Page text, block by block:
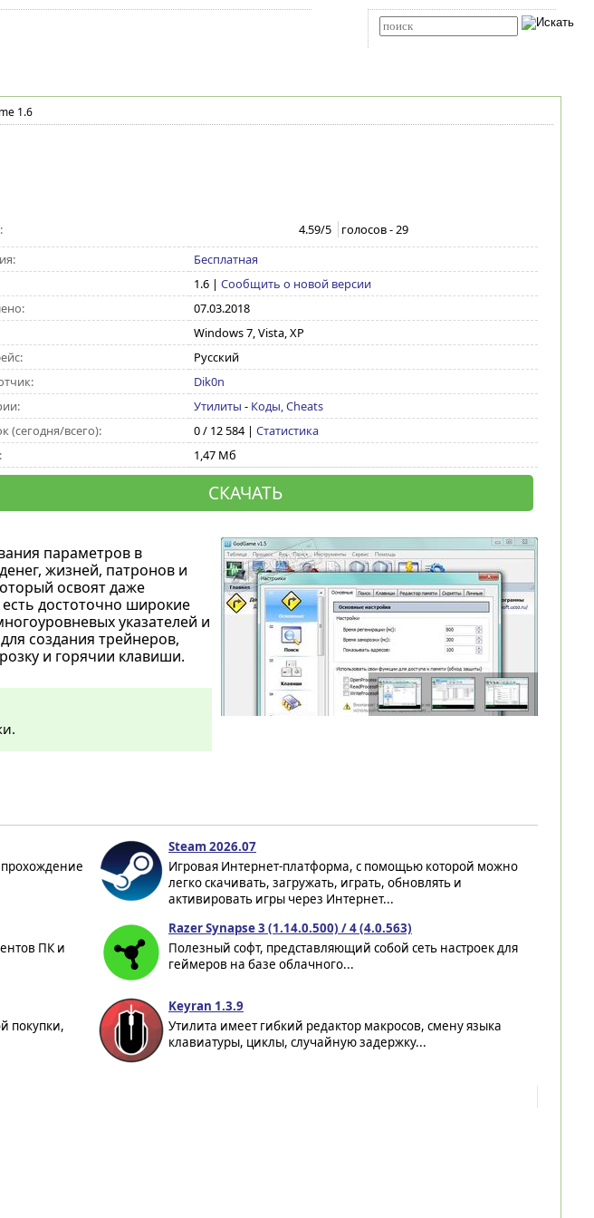
1.6
4.59/5 голосов -29
Бесплатная
1.6| Сообщить о новой версии
07.03.2018
Windows 7, Vista, XP
Русский
Dik0n
Утилиты - Коды, Cheats
(сегодня/всего):
0 / 12 584 | Статистика
1,47 Мб
СКАЧАТЬ
параметров в
жизней, патронов и
освоят даже
достоточно широкие
указателей и
создания трейнеров,
и горячии клавиши.
прохождение
Steam 2026.07
Игровая Интернет-платформа, с помощью которой можно
легко скачивать, загружать, играть, обновлять и
активировать игры через Интернет...
ПК и
Razer Synapse 3 (1.14.0.500) / 4 (4.0.563)
Полезный софт, представляющий собой сеть настроек для
геймеров на базе облачного...
покупки,
Keyran 1.3.9
Утилита имеет гибкий редактор макросов, смену языка
клавиатуры, циклы, случайную задержку...